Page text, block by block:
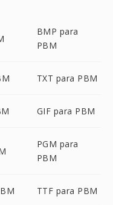
BMP para
PBM
TXT para PBM
GIF para PBM
PGM para
PBM
TTF para PBM